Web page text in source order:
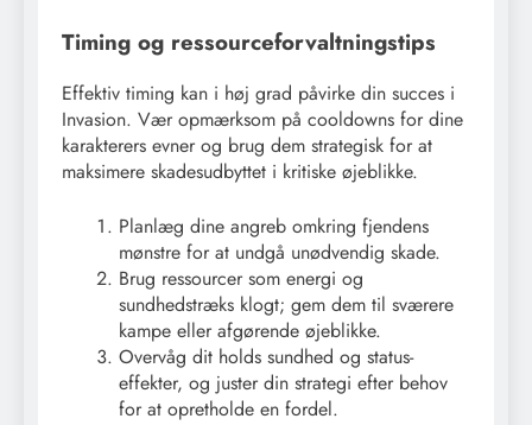
Timing og ressourceforvaltningstips
Effektiv timing kan i høj grad påvirke din succes i
Invasion. Vær opmærksom på cooldowns for dine
karakterers evner og brug dem strategisk for at
maksimere skadesudbyttet i kritiske øjeblikke.
Planlæg dine angreb omkring fjendens
mønstre for at undgå unødvendig skade.
Brug ressourcer som energi og
sundhedstræks klogt; gem dem til sværere
kampe eller afgørende øjeblikke.
Overvåg dit holds sundhed og status-
effekter, og juster din strategi efter behov
for at opretholde en fordel.